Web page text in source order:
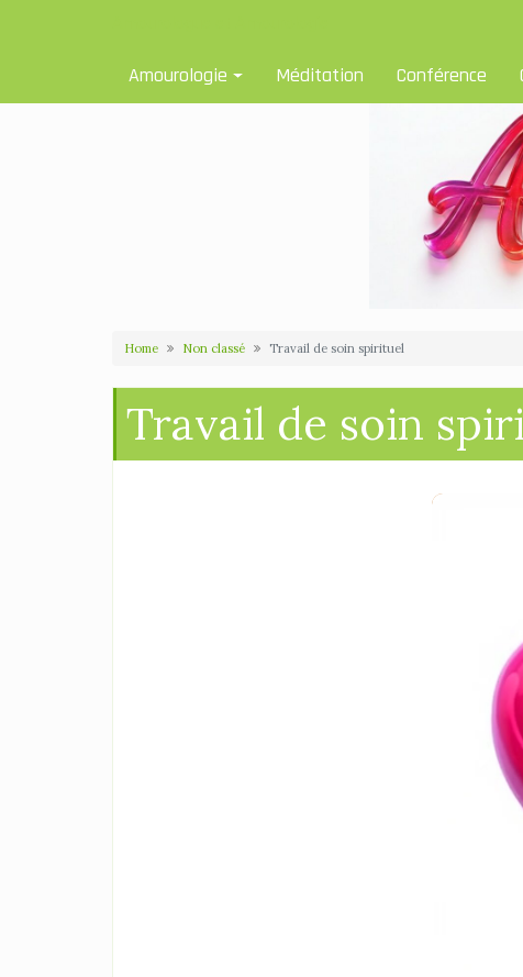
Amourologie Méditation Conférence
Home Non classé Travail de soin spirituel
Travail de soin